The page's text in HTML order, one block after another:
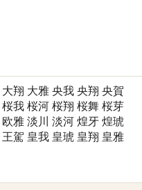
大翔 大雅 央我 央翔 央賀
桜我 桜河 桜翔 桜舞 桜芽
欧雅 淡川 淡河 煌牙 煌琥
王駕 皇我 皇琥 皇翔 皇雅